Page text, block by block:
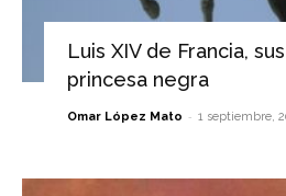
Luis XIV de Francia,
princesa negra
Omar López Mato - 1 septiembre,